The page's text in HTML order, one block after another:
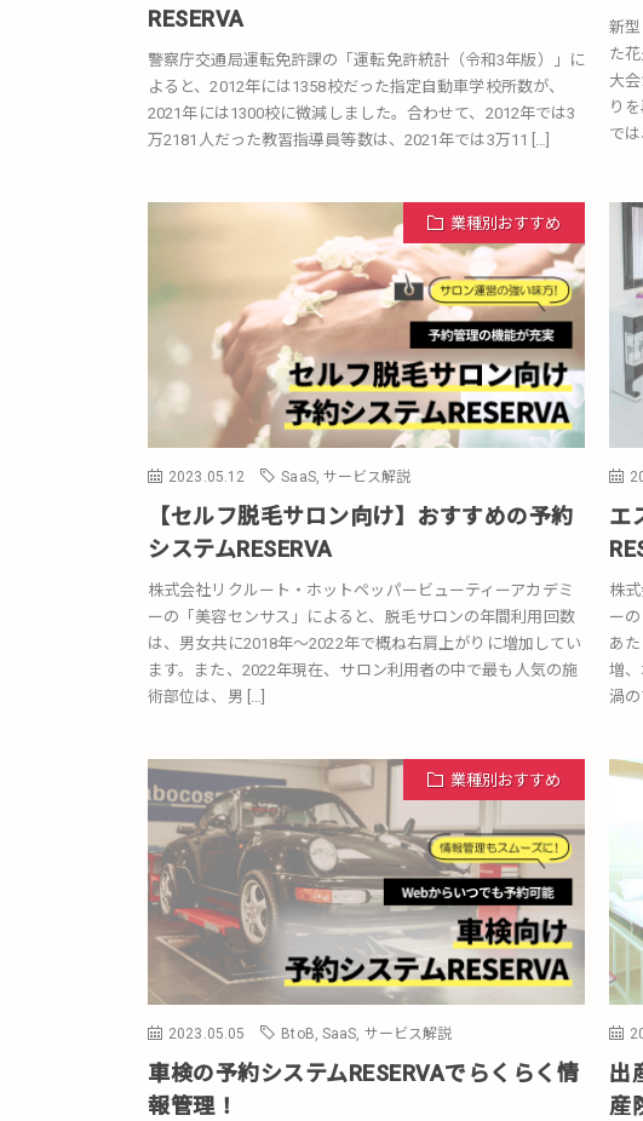
RESERVA
警察庁交通局運転免許課の「運転免許統計（令和3年版）」に
よると、2012年には1358校だった指定自動車学校所数が、
2021年には1300校に微減しました。合わせて、2012年では3
万2181人だった教習指導員等数は、2021年では3万11 […]
新
た
大
り
で
業種別おすすめ
2023.05.12 SaaS, サービス解説
【セルフ脱毛サロン向け】おすすめの予約
システムRESERVA
株式会社リクルート・ホットペッパービューティーアカデミ
ーの「美容センサス」によると、脱毛サロンの年間利用回数
は、男女共に2018年～2022年で概ね右肩上がりに増加してい
ます。また、2022年現在、サロン利用者の中で最も人気の施
術部位は、男 […]
エ
株
ー
あ
増
渦の
業種別おすすめ
2023.05.05 BtoB, SaaS, サービス解説
車検の予約システムRESERVAでらくらく情
報管理！
出
産